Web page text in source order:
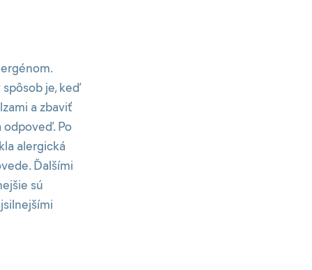
je, keď
a zbaviť
odpoveď. Po
alergická
Ďalšími
sú